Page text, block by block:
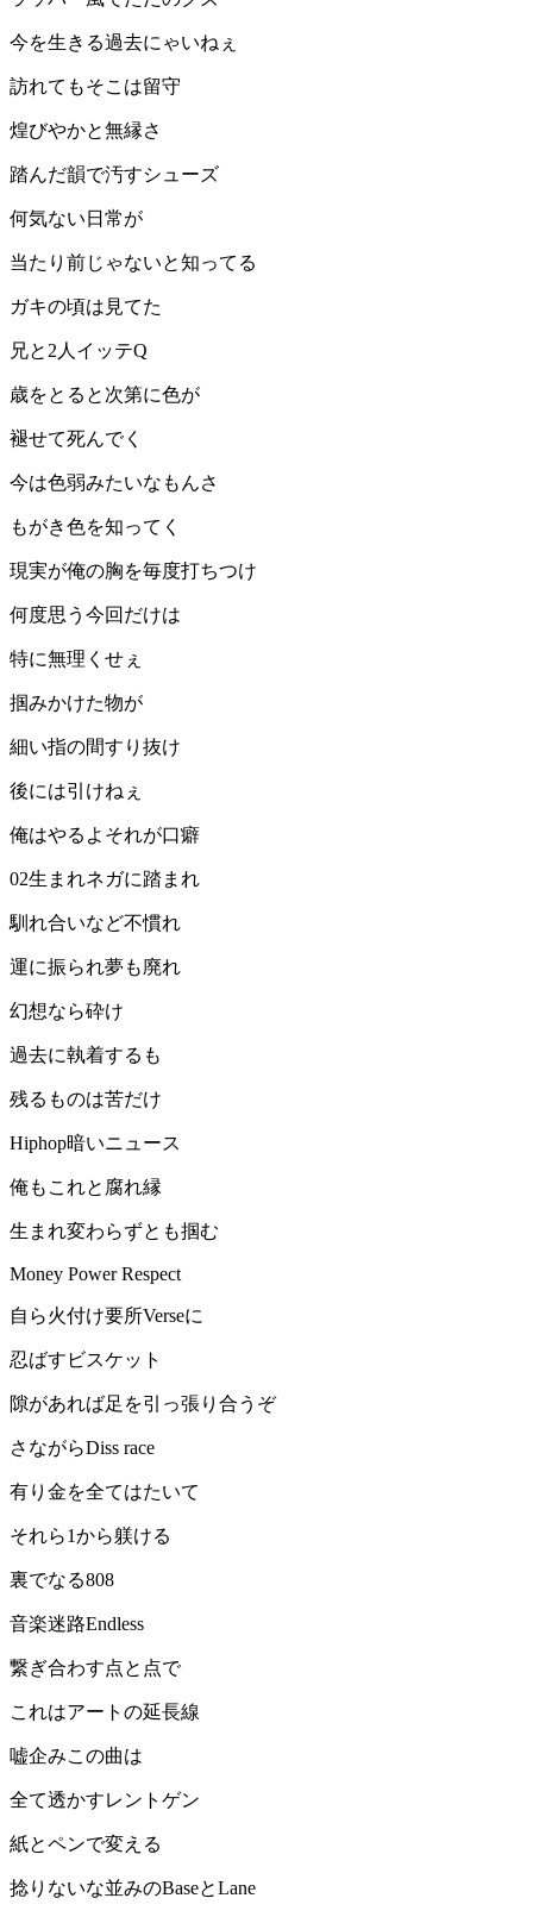
今を生きる過去にゃいねぇ
訪れてもそこは留守
煌びやかと無縁さ
踏んだ韻で汚すシューズ
何気ない日常が
当たり前じゃないと知ってる
ガキの頃は見てた
兄と2人イッテQ
歳をとると次第に色が
褪せて死んでく
今は色弱みたいなもんさ
もがき色を知ってく
現実が俺の胸を毎度打ちつけ
何度思う今回だけは
特に無理くせぇ
掴みかけた物が
細い指の間すり抜け
後には引けねぇ
俺はやるよそれが口癖
02生まれネガに踏まれ
馴れ合いなど不慣れ
運に振られ夢も廃れ
幻想なら砕け
過去に執着するも
残るものは苦だけ
Hiphop暗いニュース
俺もこれと腐れ縁
生まれ変わらずとも掴む
Money Power Respect
自ら火付け要所Verseに
忍ばすビスケット
隙があれば足を引っ張り合うぞ
さながらDiss race
有り金を全てはたいて
それら1から躾ける
裏でなる808
音楽迷路Endless
繋ぎ合わす点と点で
これはアートの延長線
嘘企みこの曲は
全て透かすレントゲン
紙とペンで変える
捻りないな並みのBaseとLane